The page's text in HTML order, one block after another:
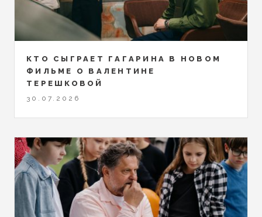
КТО СЫГРАЕТ ГАГАРИНА В НОВОМ
ФИЛЬМЕ О ВАЛЕНТИНЕ
ТЕРЕШКОВОЙ
30.07.2026